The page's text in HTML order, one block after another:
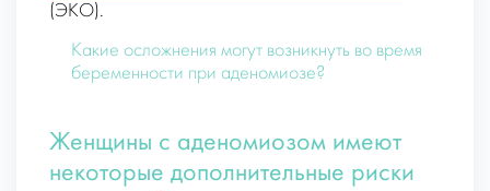
(ЭКО).
Какие осложнения могут возникнуть во время
беременности при аденомиозе?
Женщины с аденомиозом имеют
некоторые дополнительные риски